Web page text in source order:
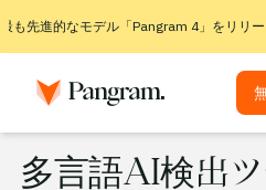
も先進的なモデル「Pangram 4」をリリー
ソリューション
多言語AI検出